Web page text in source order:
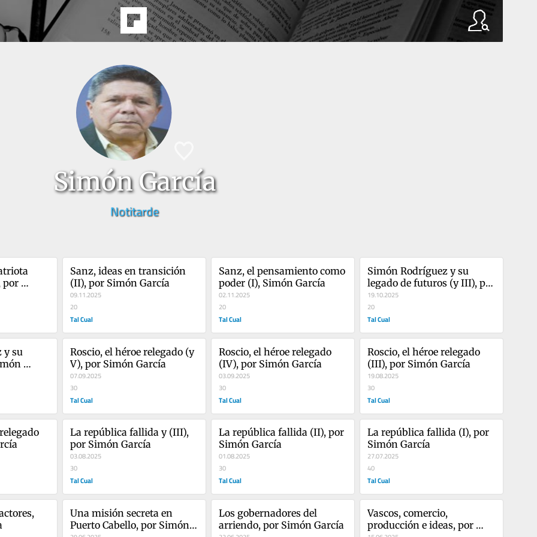
Simón García
Notitarde
por
Sanz, ideas en transición
(II), por Simón García
09.11.2025
20
Tal Cual
Sanz, el pensamiento como
poder (I), Simón García
02.11.2025
20
Tal Cual
Simón Rodríguez y su
legado de futuros (y III), por
Simón García
19.10.2025
20
Tal Cual
y su
Roscio, el héroe relegado (y
V), por Simón García
07.09.2025
30
Tal Cual
Roscio, el héroe relegado
(IV), por Simón García
03.09.2025
30
Tal Cual
Roscio, el héroe relegado
(III), por Simón García
19.08.2025
30
Tal Cual
La república fallida y (III),
por Simón García
03.08.2025
30
Tal Cual
La república fallida (II), por
Simón García
01.08.2025
30
Tal Cual
La república fallida (I), por
Simón García
27.07.2025
40
Tal Cual
Una misión secreta en
Puerto Cabello, por Simón
Los gobernadores del
arriendo, por Simón García
Vascos, comercio,
producción e ideas, por